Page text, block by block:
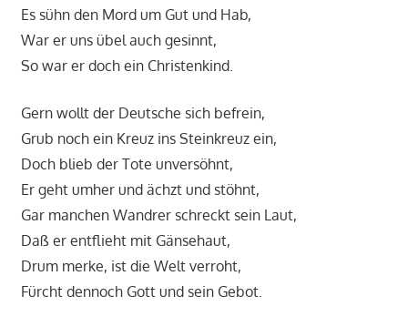
Es sühn den Mord um Gut und Hab,
War er uns übel auch gesinnt,
So war er doch ein Christenkind.
Gern wollt der Deutsche sich befrein,
Grub noch ein Kreuz ins Steinkreuz ein,
Doch blieb der Tote unversöhnt,
Er geht umher und ächzt und stöhnt,
Gar manchen Wandrer schreckt sein Laut,
Daß er entflieht mit Gänsehaut,
Drum merke, ist die Welt verroht,
Fürcht dennoch Gott und sein Gebot.